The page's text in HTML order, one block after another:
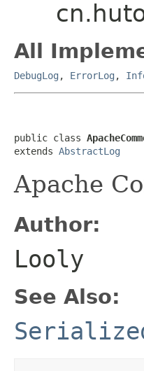
All
DebugLog , ErrorLog ,
public class
extends AbstractLog
Apache
Author:
Looly
See Also: